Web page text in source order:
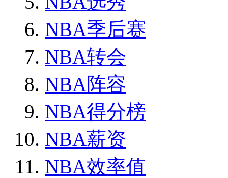
NBA季后赛
NBA转会
NBA阵容
NBA得分榜
NBA薪资
NBA效率值